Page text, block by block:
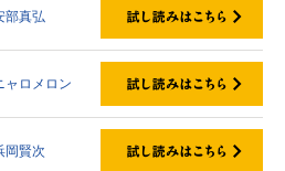
部真弘
ャロメロン
岡賢次